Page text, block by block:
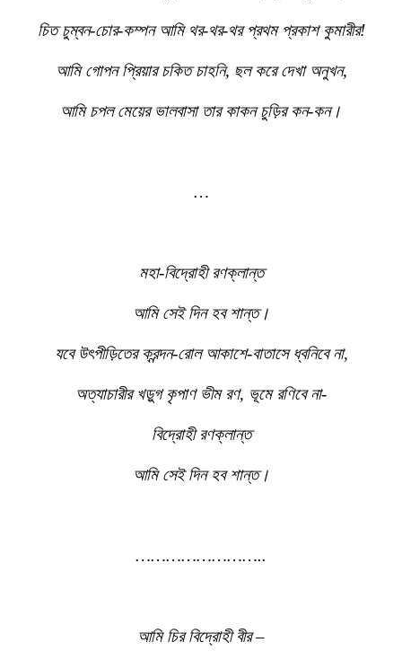
চিত চুম্বন-চোর-কম্পন আমি থর-থর-থর প্রথম প্রকাশ কুমারীর!
আমি গোপন প্রিয়ার চকিত চাহনি, ছল করে দেখা অনুখন,
আমি চপল মেয়ের ভালবাসা তার কাকন চুড়ির কন-কন।
…
মহা-বিদ্রোহী রণক্লান্ত
আমি সেই দিন হব শান্ত।
যবে উৎপীড়িতের ক্রন্দন-রোল আকাশে-বাতাসে ধ্বনিবে না,
অত্যাচারীর খড়ুগ কৃপাণ ভীম রণ, ভূমে রণিবে না-
বিদ্রোহী রণক্লান্ত
আমি সেই দিন হব শান্ত।
……………………..
আমি চির বিদ্রোহী বীর –